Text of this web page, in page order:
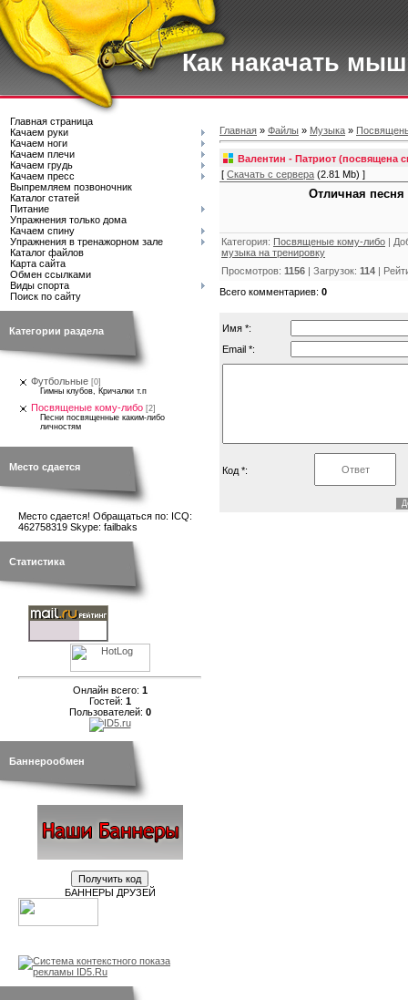
Как накачать
Главная страница
Качаем руки
Качаем ноги
Качаем плечи
Качаем грудь
Качаем пресс
Выпремляем позвоночник
Каталог статей
Питание
Упражнения только дома
Качаем спину
Упражнения в тренажорном зале
Каталог файлов
Карта сайта
Обмен ссылками
Виды спорта
Поиск по сайту
Категории раздела
Футбольные [0]
Гимны клубов, Кричалки т.п
Посвященые кому-либо [2]
Песни посвященные каким-либо
личностям
Место сдается
Место сдается! Обращаться по: ICQ:
462758319 Skype: failbaks
Статистика
Онлайн всего: 1
Гостей: 1
Пользователей: 0
Баннерообмен
БАННЕРЫ ДРУЗЕЙ
Главная » Файлы » Музыка »
Валентин - Патриот (посвящена
[ Скачать с сервера (2.81 Mb) ]
Отличная песня
Категория: Посвященые кому-либо |
музыка на тренировку
Просмотров: 1156 | Загрузок: 114 |
Всего комментариев: 0
Имя *:
Email *:
Код *: